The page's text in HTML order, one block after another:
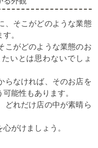
、そこがどのような業態
。
こがどのような業態のお
いとは思わないでしょ
らなければ、そのお店を
能性もあります。
どれだけ店の中が素晴ら
がけましょう。